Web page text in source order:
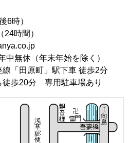
6時）
時間）
中無休（年末年始を除く）
「田原町」駅下車 徒歩2分
徒歩20分 専用駐車場あり